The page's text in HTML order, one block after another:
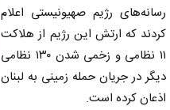
رسانه‌های رژیم صهیونیستی اعلام
کردند که ارتش این رژیم از هلاکت
۱۱ نظامی و زخمی شدن ۱۳۰ نظامی
دیگر در جریان حمله زمینی به لبنان
اذعان کرده است.